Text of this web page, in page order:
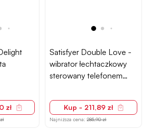
zł
Satisfyer Double Love -
wibrator łechtaczkowy
sterowany telefonem
Kup - 211,89 zł
Najniższa cena: 285,90 zł